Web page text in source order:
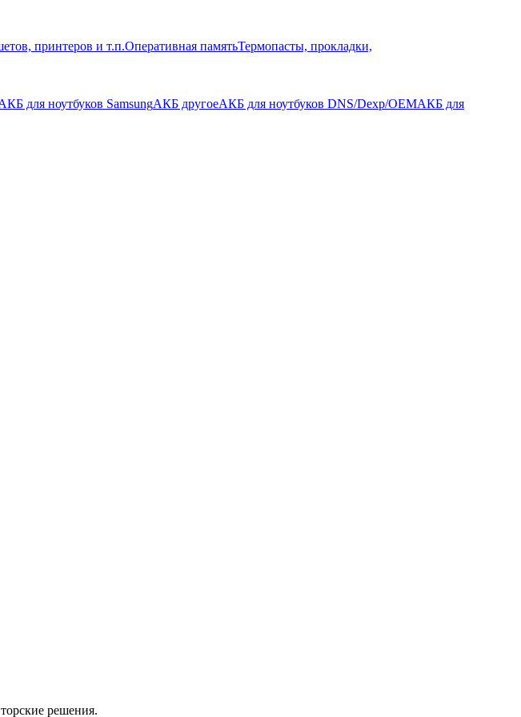
принтеров и т.п.Оперативная памятьТермопасты, прокладки,
для ноутбуков SamsungАКБ другоеАКБ для ноутбуков DNS/Dexp/OEMАКБ для
решения.